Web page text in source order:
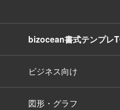
bizocean書式テンプレ
ビジネス向け
図形・グラフ